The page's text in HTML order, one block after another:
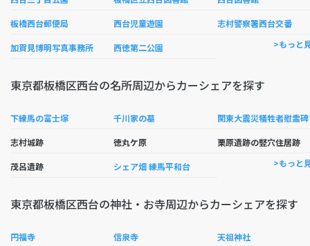
板橋西台郵便局 西台児童遊園 志村警察署西台交番
加賀見博明写真事務所 西徳第二公園 >もっと
東京都板橋区西台の名所周辺からカーシェアを探す
下練馬の富士塚 千川家の墓 関東大震災犠牲者慰霊碑
志村城跡 徳丸ケ原 栗原遺跡の竪穴住居跡
茂呂遺跡 シェア畑 練馬平和台 >もっと
東京都板橋区西台の神社・お寺周辺からカーシェアを探す
円福寺 信泉寺 天祖神社